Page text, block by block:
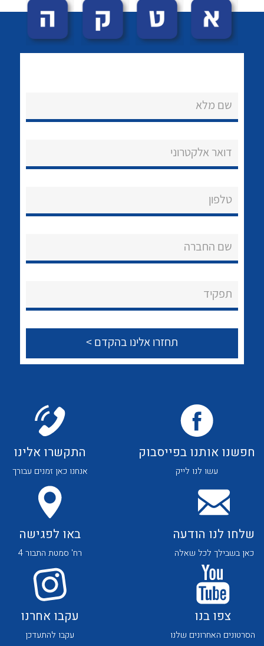
הצוות שלנו
שירותי תמיכה
לכל מוצרי היצרן לכל מוצרי היצרן
לכל מוצרי היצרן לכל מוצרי היצרן
לכל מוצרי היצרן לכל מוצרי היצרן
שם מלא
דואר אלקטרוני
טלפון
שם החברה
תפקיד
חפשנו אותנו בפייסבוק
עשו לנו לייק
התקשרו אלינו
אנחנו כאן זמנים עבורך
שלחו לנו הודעה
כאן בשבילך לכל שאלה
באו לפגישה
רח' סמטת התבור 4
צפו בנו
הסרטונים האחרונים שלנו
עקבו אחרנו
עקבו להתעדכן